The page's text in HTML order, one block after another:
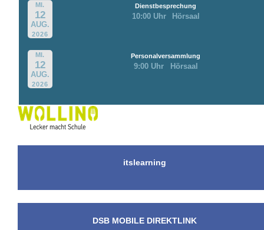
MI.
12
AUG.
2026
Dienstbesprechung
10:00 Uhr Hörsaal
MI.
12
AUG.
2026
Personalversammlung
9:00 Uhr Hörsaal
itslearning
DSB MOBILE DIREKTLINK